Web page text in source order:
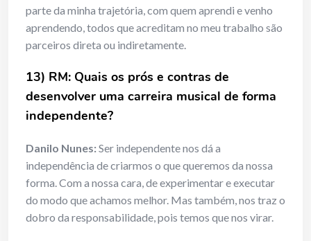
parte da minha trajetória, com quem aprendi e venho
aprendendo, todos que acreditam no meu trabalho são
parceiros direta ou indiretamente.
13) RM: Quais os prós e contras de
desenvolver uma carreira musical de forma
independente?
Danilo Nunes:Ser independente nos dá a
independência de criarmos o que queremos da nossa
forma. Com a nossa cara, de experimentar e executar
do modo que achamos melhor. Mas também, nos traz o
dobro da responsabilidade, pois temos que nos virar.